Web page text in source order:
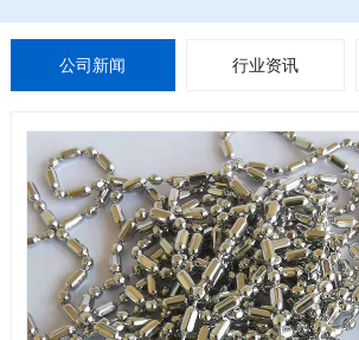
公司新闻 行业资讯